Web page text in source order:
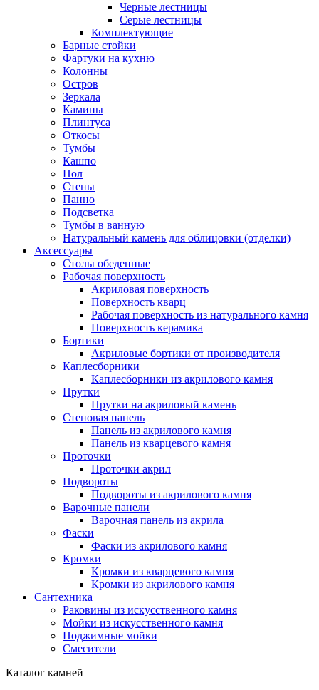
Черные лестницы
Серые лестницы
Комплектующие
Барные стойки
Фартуки на кухню
Колонны
Остров
Зеркала
Камины
Плинтуса
Откосы
Тумбы
Кашпо
Пол
Стены
Панно
Подсветка
Тумбы в ванную
Натуральный камень для облицовки (отделки)
Аксессуары
Столы обеденные
Рабочая поверхность
Акриловая поверхность
Поверхность кварц
Рабочая поверхность из натурального камня
Поверхность керамика
Бортики
Акриловые бортики от производителя
Каплесборники
Каплесборники из акрилового камня
Прутки
Прутки на акриловый камень
Стеновая панель
Панель из акрилового камня
Панель из кварцевого камня
Проточки
Проточки акрил
Подвороты
Подвороты из акрилового камня
Варочные панели
Варочная панель из акрила
Фаски
Фаски из акрилового камня
Кромки
Кромки из кварцевого камня
Кромки из акрилового камня
Сантехника
Раковины из искусственного камня
Мойки из искусственного камня
Поджимные мойки
Смесители
Каталог камней